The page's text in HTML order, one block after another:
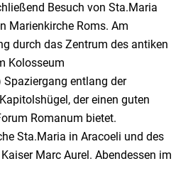
Besuch von Sta.Maria
Marienkirche Roms. Am
durch das Zentrum des antiken
Kolosseum
entlang der
der einen guten
Romanum bietet.
Sta.Maria in Aracoeli und des
Marc Aurel. Abendessen im